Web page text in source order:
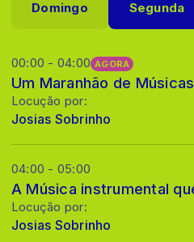
Domingo Segunda
00:00 - 04:00 AGORA
Um Maranhão de Músicas
Locução por:
Josias Sobrinho
04:00 - 05:00
Locução por:
Josias Sobrinho